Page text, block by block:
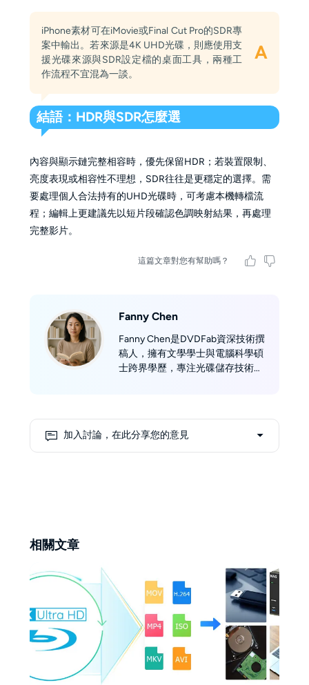
iPhone素材可在iMovie或Final Cut Pro的SDR專
案中輸出。若來源是4K UHD光碟，則應使用支
援光碟來源與SDR設定檔的桌面工具，兩種工
作流程不宜混為一談。
A
結語：HDR與SDR怎麼選
內容與顯示鏈完整相容時，優先保留HDR；若裝置限制、
亮度表現或相容性不理想，SDR往往是更穩定的選擇。需
要處理個人合法持有的UHD光碟時，可考慮本機轉檔流
程；編輯上更建議先以短片段確認色調映射結果，再處理
完整影片。
這篇文章對您有幫助嗎？
Fanny Chen
Fanny Chen是DVDFab資深技術撰
稿人，擁有文學學士與電腦科學碩
士跨界學歷，專注光碟儲存技術領
於光碟儲存技術領域時，你會發現
她背著徠卡相機穿梭於奇萊山徑，
加入討論，在此分享您的意見
相關文章